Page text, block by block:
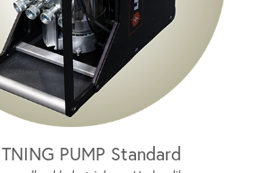
PUMP Standard